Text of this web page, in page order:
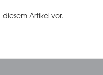
Artikel vor.